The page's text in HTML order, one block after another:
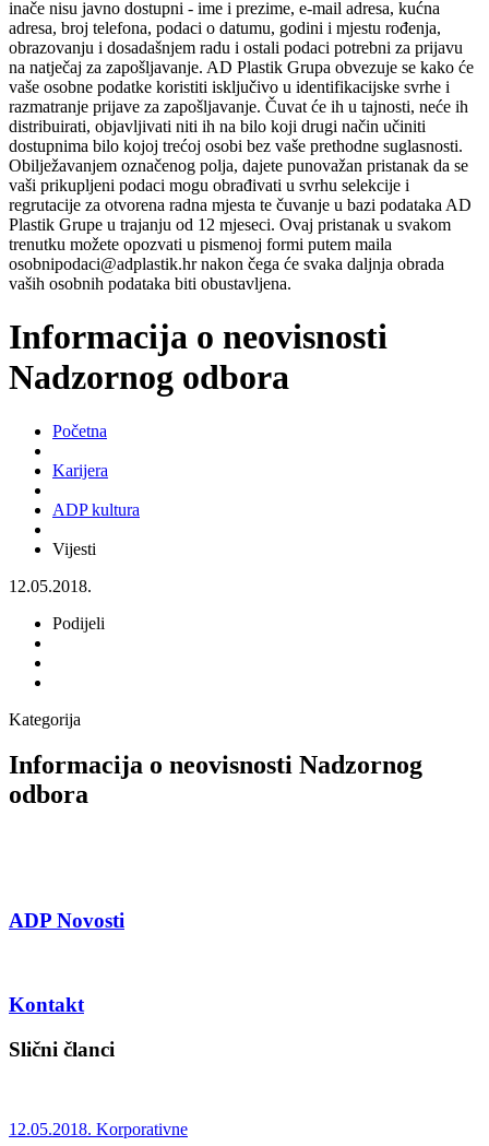
inače nisu javno dostupni - ime i prezime, e-mail adresa, kućna
adresa, broj telefona, podaci o datumu, godini i mjestu rođenja,
obrazovanju i dosadašnjem radu i ostali podaci potrebni za prijavu
na natječaj za zapošljavanje. AD Plastik Grupa obvezuje se kako će
vaše osobne podatke koristiti isključivo u identifikacijske svrhe i
razmatranje prijave za zapošljavanje. Čuvat će ih u tajnosti, neće ih
distribuirati, objavljivati niti ih na bilo koji drugi način učiniti
dostupnima bilo kojoj trećoj osobi bez vaše prethodne suglasnosti.
Obilježavanjem označenog polja, dajete punovažan pristanak da se
vaši prikupljeni podaci mogu obrađivati u svrhu selekcije i
regrutacije za otvorena radna mjesta te čuvanje u bazi podataka AD
Plastik Grupe u trajanju od 12 mjeseci. Ovaj pristanak u svakom
trenutku možete opozvati u pismenoj formi putem maila
osobnipodaci@adplastik.hr nakon čega će svaka daljnja obrada
vaših osobnih podataka biti obustavljena.
Informacija o neovisnosti
Nadzornog odbora
Početna
Karijera
ADP kultura
Vijesti
12.05.2018.
Podijeli
Kategorija
Informacija o neovisnosti Nadzornog
odbora
ADP Novosti
Kontakt
Slični članci
12.05.2018. Korporativne